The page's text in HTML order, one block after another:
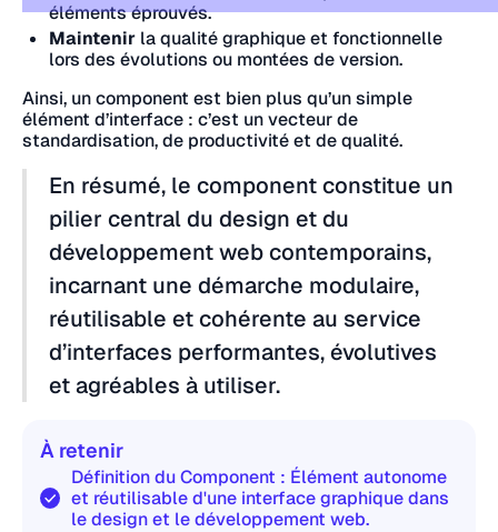
éléments éprouvés.
Maintenir la qualité graphique et fonctionnelle
lors des évolutions ou montées de version.
Ainsi, un component est bien plus qu’un simple
élément d’interface : c’est un vecteur de
standardisation, de productivité et de qualité.
En résumé, le component constitue un
pilier central du design et du
développement web contemporains,
incarnant une démarche modulaire,
réutilisable et cohérente au service
d’interfaces performantes, évolutives
et agréables à utiliser.
À retenir
Définition du Component : Élément autonome
et réutilisable d'une interface graphique dans
le design et le développement web.